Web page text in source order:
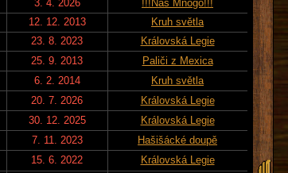
3. 4. 2026
!!!Nas Mnogo!!!
12. 12. 2013
Kruh světla
23. 8. 2023
Královská Legie
25. 9. 2013
Paliči z Mexica
6. 2. 2014
Kruh světla
20. 7. 2026
Královská Legie
30. 12. 2025
Královská Legie
7. 11. 2023
Hašišácké doupě
15. 6. 2022
Královská Legie